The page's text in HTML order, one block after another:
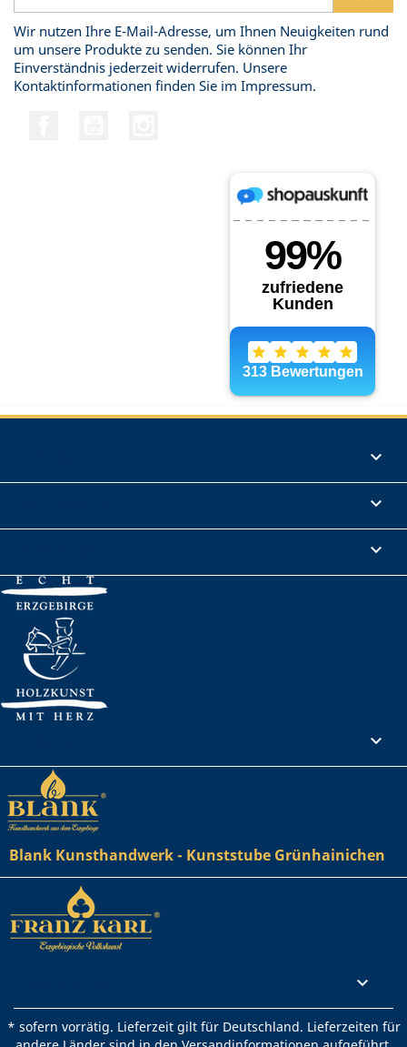
Wir nutzen Ihre E-Mail-Adresse, um Ihnen Neuigkeiten rund
um unsere Produkte zu senden. Sie können Ihr
Einverständnis jederzeit widerrufen. Unsere
Kontaktinformationen finden Sie im Impressum.




Blank Kunsthandwerk - Kunststube Grünhainichen

* sofern vorrätig. Lieferzeit gilt für Deutschland. Lieferzeiten für